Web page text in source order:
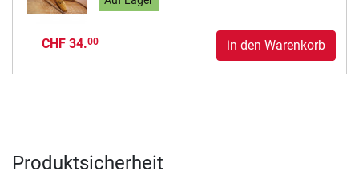
CHF 34.00 in den Warenkorb
Produktsicherheit